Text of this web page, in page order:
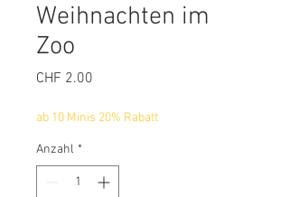
Weihnachten im
Zoo
CHF 2.00
ab 10 Minis 20% Rabatt
Anzahl *